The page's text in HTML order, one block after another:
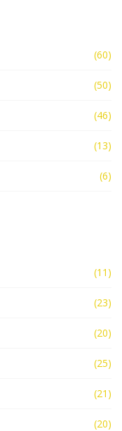
(60)
(50)
(46)
(13)
(6)
(11)
(23)
(20)
(25)
(21)
(20)